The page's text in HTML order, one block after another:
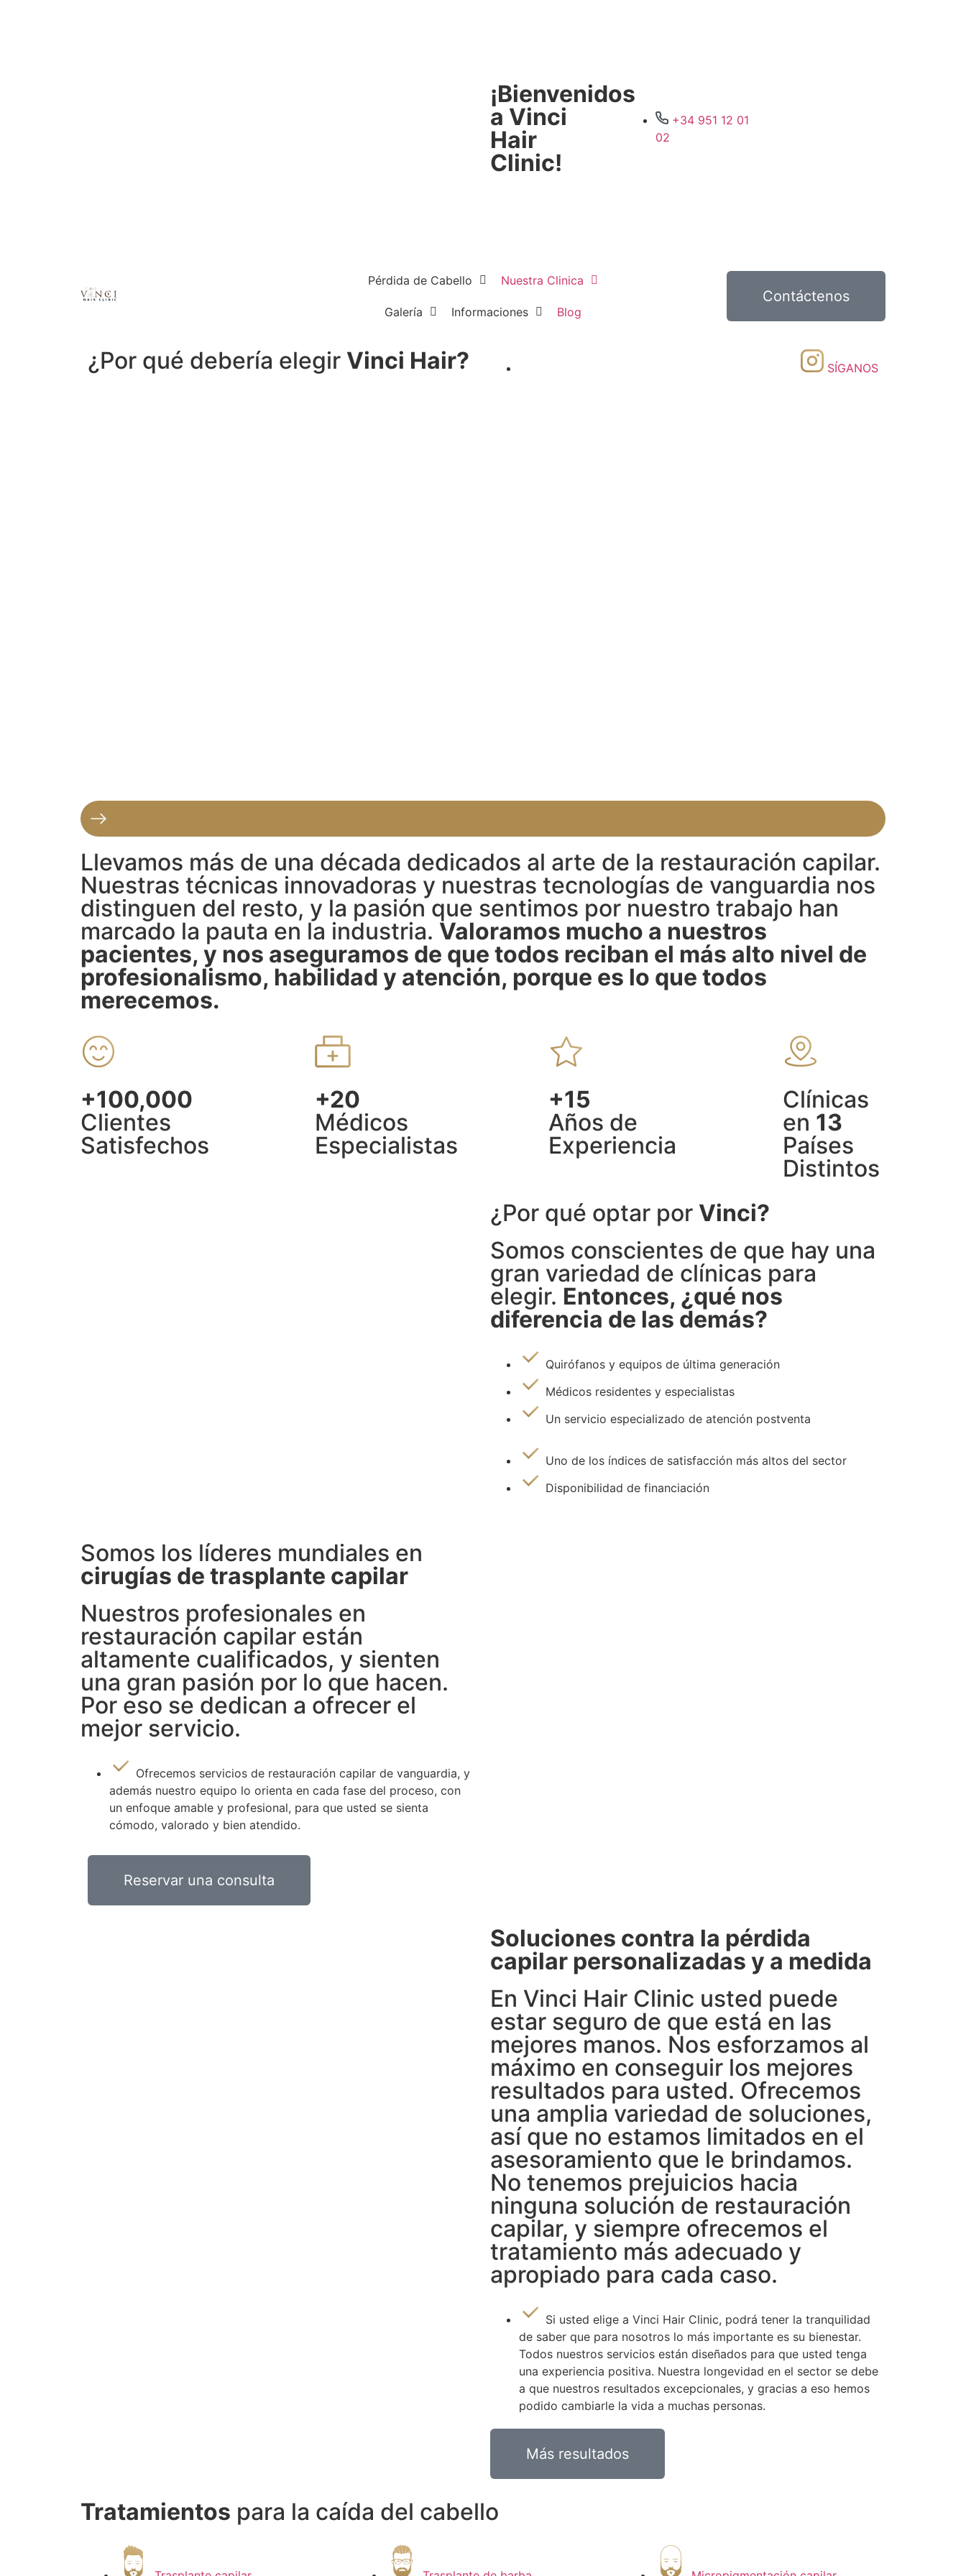
¡Bienvenidos
a Vinci
Hair
Clinic!
+34 951 12 01
02
Pérdida de Cabello Nuestra Clinica
Galería Informaciones Blog
Contáctenos
¿Por qué debería elegir Vinci Hair? SÍGANOS
Llevamos más de una década dedicados al arte de la restauración capilar.
Nuestras técnicas innovadoras y nuestras tecnologías de vanguardia nos
distinguen del resto, y la pasión que sentimos por nuestro trabajo han
marcado la pauta en la industria. Valoramos mucho a nuestros
pacientes, y nos aseguramos de que todos reciban el más alto nivel de
profesionalismo, habilidad y atención, porque es lo que todos
merecemos.
+100,000
Clientes
Satisfechos
+20
Médicos
Especialistas
+15
Años de
Experiencia
Clínicas
en 13
Países
Distintos
¿Por qué optar por Vinci?
Somos conscientes de que hay una
gran variedad de clínicas para
elegir. Entonces, ¿qué nos
diferencia de las demás?
Quirófanos y equipos de última generación
Médicos residentes y especialistas
Un servicio especializado de atención postventa
Uno de los índices de satisfacción más altos del sector
Disponibilidad de financiación
Somos los líderes mundiales en
cirugías de trasplante capilar
Nuestros profesionales en
restauración capilar están
altamente cualificados, y sienten
una gran pasión por lo que hacen.
Por eso se dedican a ofrecer el
mejor servicio.
Ofrecemos servicios de restauración capilar de vanguardia, y
además nuestro equipo lo orienta en cada fase del proceso, con
un enfoque amable y profesional, para que usted se sienta
cómodo, valorado y bien atendido.
Reservar una consulta
Soluciones contra la pérdida
capilar personalizadas y a medida
En Vinci Hair Clinic usted puede
estar seguro de que está en las
mejores manos. Nos esforzamos al
máximo en conseguir los mejores
resultados para usted. Ofrecemos
una amplia variedad de soluciones,
así que no estamos limitados en el
asesoramiento que le brindamos.
No tenemos prejuicios hacia
ninguna solución de restauración
capilar, y siempre ofrecemos el
tratamiento más adecuado y
apropiado para cada caso.
Si usted elige a Vinci Hair Clinic, podrá tener la tranquilidad
de saber que para nosotros lo más importante es su bienestar.
Todos nuestros servicios están diseñados para que usted tenga
una experiencia positiva. Nuestra longevidad en el sector se debe
a que nuestros resultados excepcionales, y gracias a eso hemos
podido cambiarle la vida a muchas personas.
Más resultados
Tratamientos para la caída del cabello